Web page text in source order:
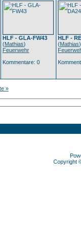
HLF - GLA-FW43
(Mathias)
Feuerwehr
Kommentare: 0
HLF -
(Mathias)
»
Copyright